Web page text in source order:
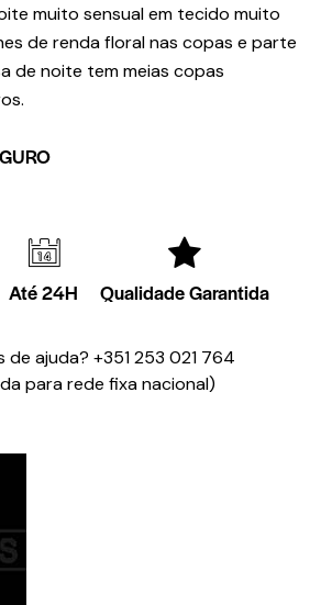
muito sensual em tecido muito
de renda floral nas copas e parte
de noite tem meias copas
Até 24H Qualidade Garantida
de ajuda? +351 253 021 764
para rede fixa nacional)